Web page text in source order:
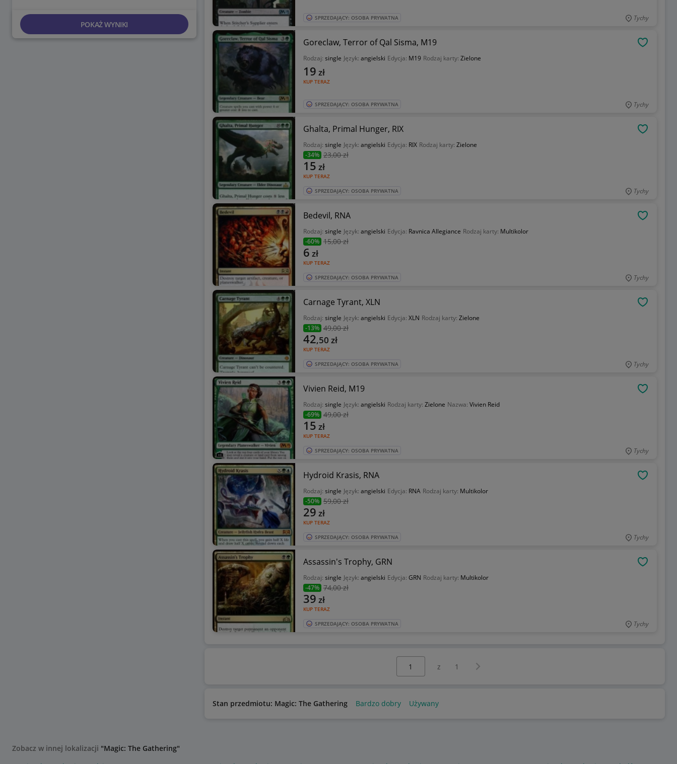
POKAŻ WYNIKI
SPRZEDAJĄCY: OSOBA PRYWATNA Tychy
Goreclaw, Terror of Qal Sisma, M19
Rodzaj: single Język: angielski Edycja: M19 Rodzaj karty: Zielone
KUP TERAZ
19 zł
SPRZEDAJĄCY: OSOBA PRYWATNA Tychy
Ghalta, Primal Hunger, RIX
Rodzaj: single Język: angielski Edycja: RIX Rodzaj karty: Zielone
-34% 23,00 zł
KUP TERAZ
15 zł
SPRZEDAJĄCY: OSOBA PRYWATNA Tychy
Bedevil, RNA
Rodzaj: single Język: angielski Edycja: Ravnica Allegiance Rodzaj karty: Multikolor
-60% 15,00 zł
KUP TERAZ
6 zł
SPRZEDAJĄCY: OSOBA PRYWATNA Tychy
Carnage Tyrant, XLN
Rodzaj: single Język: angielski Edycja: XLN Rodzaj karty: Zielone
-13% 49,00 zł
KUP TERAZ
42,50 zł
SPRZEDAJĄCY: OSOBA PRYWATNA Tychy
Vivien Reid, M19
Rodzaj: single Język: angielski Rodzaj karty: Zielone Nazwa: Vivien Reid
-69% 49,00 zł
KUP TERAZ
15 zł
SPRZEDAJĄCY: OSOBA PRYWATNA Tychy
Hydroid Krasis, RNA
Rodzaj: single Język: angielski Edycja: RNA Rodzaj karty: Multikolor
-50% 59,00 zł
KUP TERAZ
29 zł
SPRZEDAJĄCY: OSOBA PRYWATNA Tychy
Assassin's Trophy, GRN
Rodzaj: single Język: angielski Edycja: GRN Rodzaj karty: Multikolor
-47% 74,00 zł
KUP TERAZ
39 zł
SPRZEDAJĄCY: OSOBA PRYWATNA Tychy
z 1 Następna strona
Stan przedmiotu: Magic: The Gathering Bardzo dobry Używany
Zobacz w innej lokalizacji "Magic: The Gathering"